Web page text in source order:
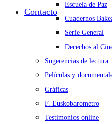
Contacto
Escuela de Paz
Cuadernos
Serie General
Derechos al
Sugerencias de lectura
Películas y
Gráficas
F. Euskobarometro
Testimonios online